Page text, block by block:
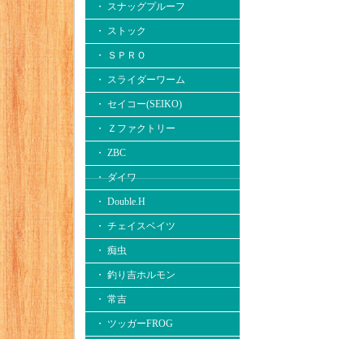
・ スナッグプルーフ
・ ストック
・ ＳＰＲＯ
・ スライダーワーム
・ セイコー(SEIKO)
・ Ｚファクトリー
・ ZBC
・ ダイワ
・ Double.H
・ チェイスベイツ
・ 痴虫
・ 釣り吉ホルモン
・ 常吉
・ ツッガーFROG